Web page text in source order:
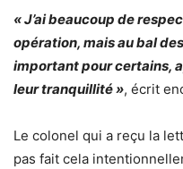
« J’ai beaucoup de
opération, mais au bal
important pour certains,
leur tranquillité », écrit
Le colonel qui a reçu la
pas fait cela